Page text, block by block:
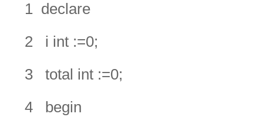
1 declare
2 i int :=0;
3 total int :=0;
4 begin